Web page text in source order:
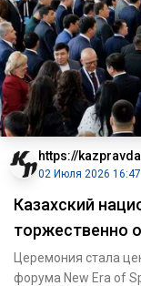
https://
02 Июля 2026 16:47
Казахский
торжественно
Церемония стала
форума New Era of